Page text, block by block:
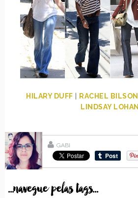
HILARY DUFF RACHEL BILSON
LINDSAY LOHAN
GABI
...navegue pelas tags...